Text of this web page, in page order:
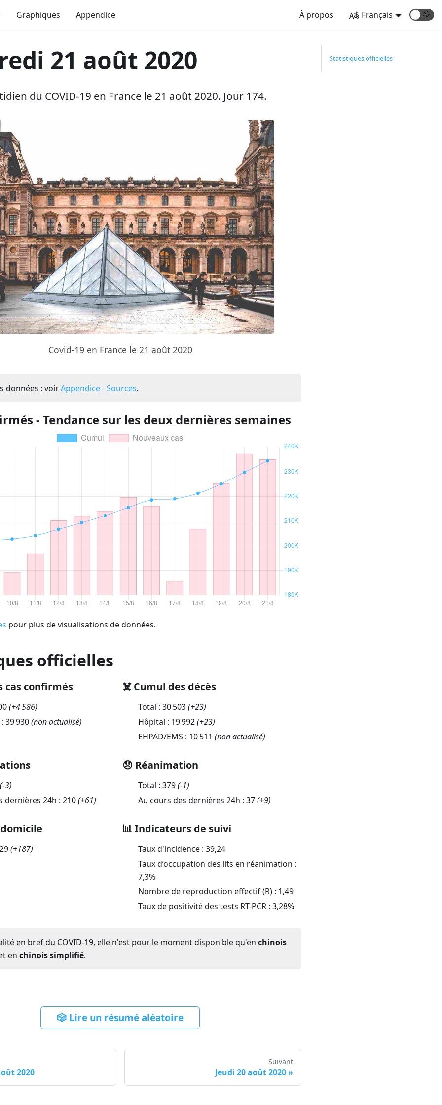
Graphiques Appendice À propos Français 🌞
21 août 2020
du COVID-19 en France le 21 août 2020. Jour 174.
Covid-19 en France le 21 août 2020
données : voirAppendice - Sources.
- Tendance sur les deux dernières semaines
pour plus de visualisations de données.
officielles
cas confirmés
(+4 586)
39 930(non actualisé)
☠️ Cumul des décès
Total : 30 503(+23)
Hôpital : 19 992(+23)
EHPAD/EMS : 10 511 (non actualisé)
(-3)
dernières 24h : 210(+61)
😞 Réanimation
Total : 379(-1)
Au cours des dernières 24h : 37(+9)
(+187)
📊 Indicateurs de suivi
Taux d'incidence : 39,24
Taux d’occupation des lits en réanimation :
7,3%
Nombre de reproduction effectif (R) : 1,49
Taux de positivité des tests RT-PCR : 3,28%
en bref du COVID-19, elle n'est pour le moment disponible qu'en chinois
en chinois simplifié.
🎲 Lire un résumé aléatoire
2020
Suivant
Jeudi 20 août 2020 »
Statistiques officielles